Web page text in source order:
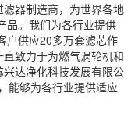
器制造商，为世界各地
品。我们为各行业提供
户供应20多万套滤芯作
致力于为燃气涡轮机和
达净化科技发展有限公
能够为各行业提供适应